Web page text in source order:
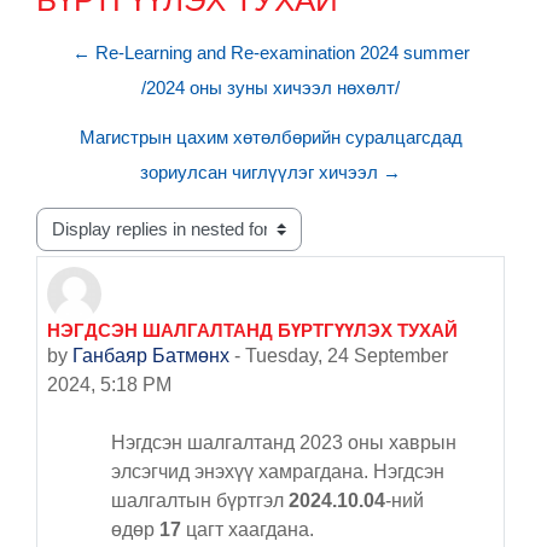
← Re-Learning and Re-examination 2024 summer
/2024 оны зуны хичээл нөхөлт/
Магистрын цахим хөтөлбөрийн суралцагсдад
зориулсан чиглүүлэг хичээл →
Display mode
НЭГДСЭН ШАЛГАЛТАНД БҮРТГҮҮЛЭХ ТУХАЙ
by Ганбаяр Батмөнх - Tuesday, 24 September
2024, 5:18 PM
Number of replies: 0
Нэгдсэн шалгалтанд 2023 оны хаврын
элсэгчид энэхүү хамрагдана. Нэгдсэн
шалгалтын бүртгэл 2024.10.04-ний
өдөр 17 цагт хаагдана.